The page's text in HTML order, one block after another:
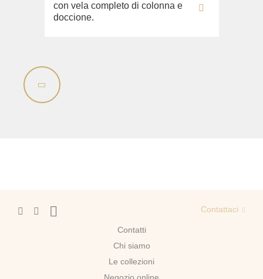
con vela completo di colonna e
doccione.
Contatti
Chi siamo
Le collezioni
Contattaci